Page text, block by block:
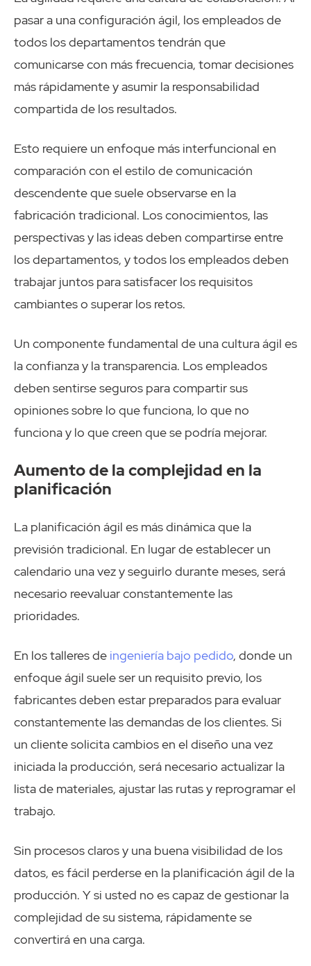
pasar a una configuración ágil, los empleados de
todos los departamentos tendrán que
comunicarse con más frecuencia, tomar decisiones
más rápidamente y asumir la responsabilidad
compartida de los resultados.
Esto requiere un enfoque más interfuncional en
comparación con el estilo de comunicación
descendente que suele observarse en la
fabricación tradicional. Los conocimientos, las
perspectivas y las ideas deben compartirse entre
los departamentos, y todos los empleados deben
trabajar juntos para satisfacer los requisitos
cambiantes o superar los retos.
Un componente fundamental de una cultura ágil es
la confianza y la transparencia. Los empleados
deben sentirse seguros para compartir sus
opiniones sobre lo que funciona, lo que no
funciona y lo que creen que se podría mejorar.
Aumento de la complejidad en la
planificación
La planificación ágil es más dinámica que la
previsión tradicional. En lugar de establecer un
calendario una vez y seguirlo durante meses, será
necesario reevaluar constantemente las
prioridades.
En los talleres de ingeniería bajo pedido, donde un
enfoque ágil suele ser un requisito previo, los
fabricantes deben estar preparados para evaluar
constantemente las demandas de los clientes. Si
un cliente solicita cambios en el diseño una vez
iniciada la producción, será necesario actualizar la
lista de materiales, ajustar las rutas y reprogramar el
trabajo.
Sin procesos claros y una buena visibilidad de los
datos, es fácil perderse en la planificación ágil de la
producción. Y si usted no es capaz de gestionar la
complejidad de su sistema, rápidamente se
convertirá en una carga.